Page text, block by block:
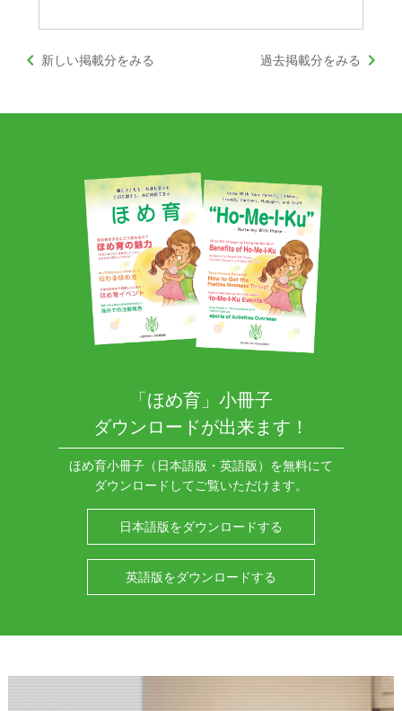
keyboard_arrow_left新しい掲載分をみる 過去掲載分をみる keyboard_arrow_right
「ほめ育」小冊子
ダウンロードが出来ます！
ほめ育小冊子（日本語版・英語版）を無料にて
ダウンロードしてご覧いただけます。
日本語版をダウンロードする
英語版をダウンロードする